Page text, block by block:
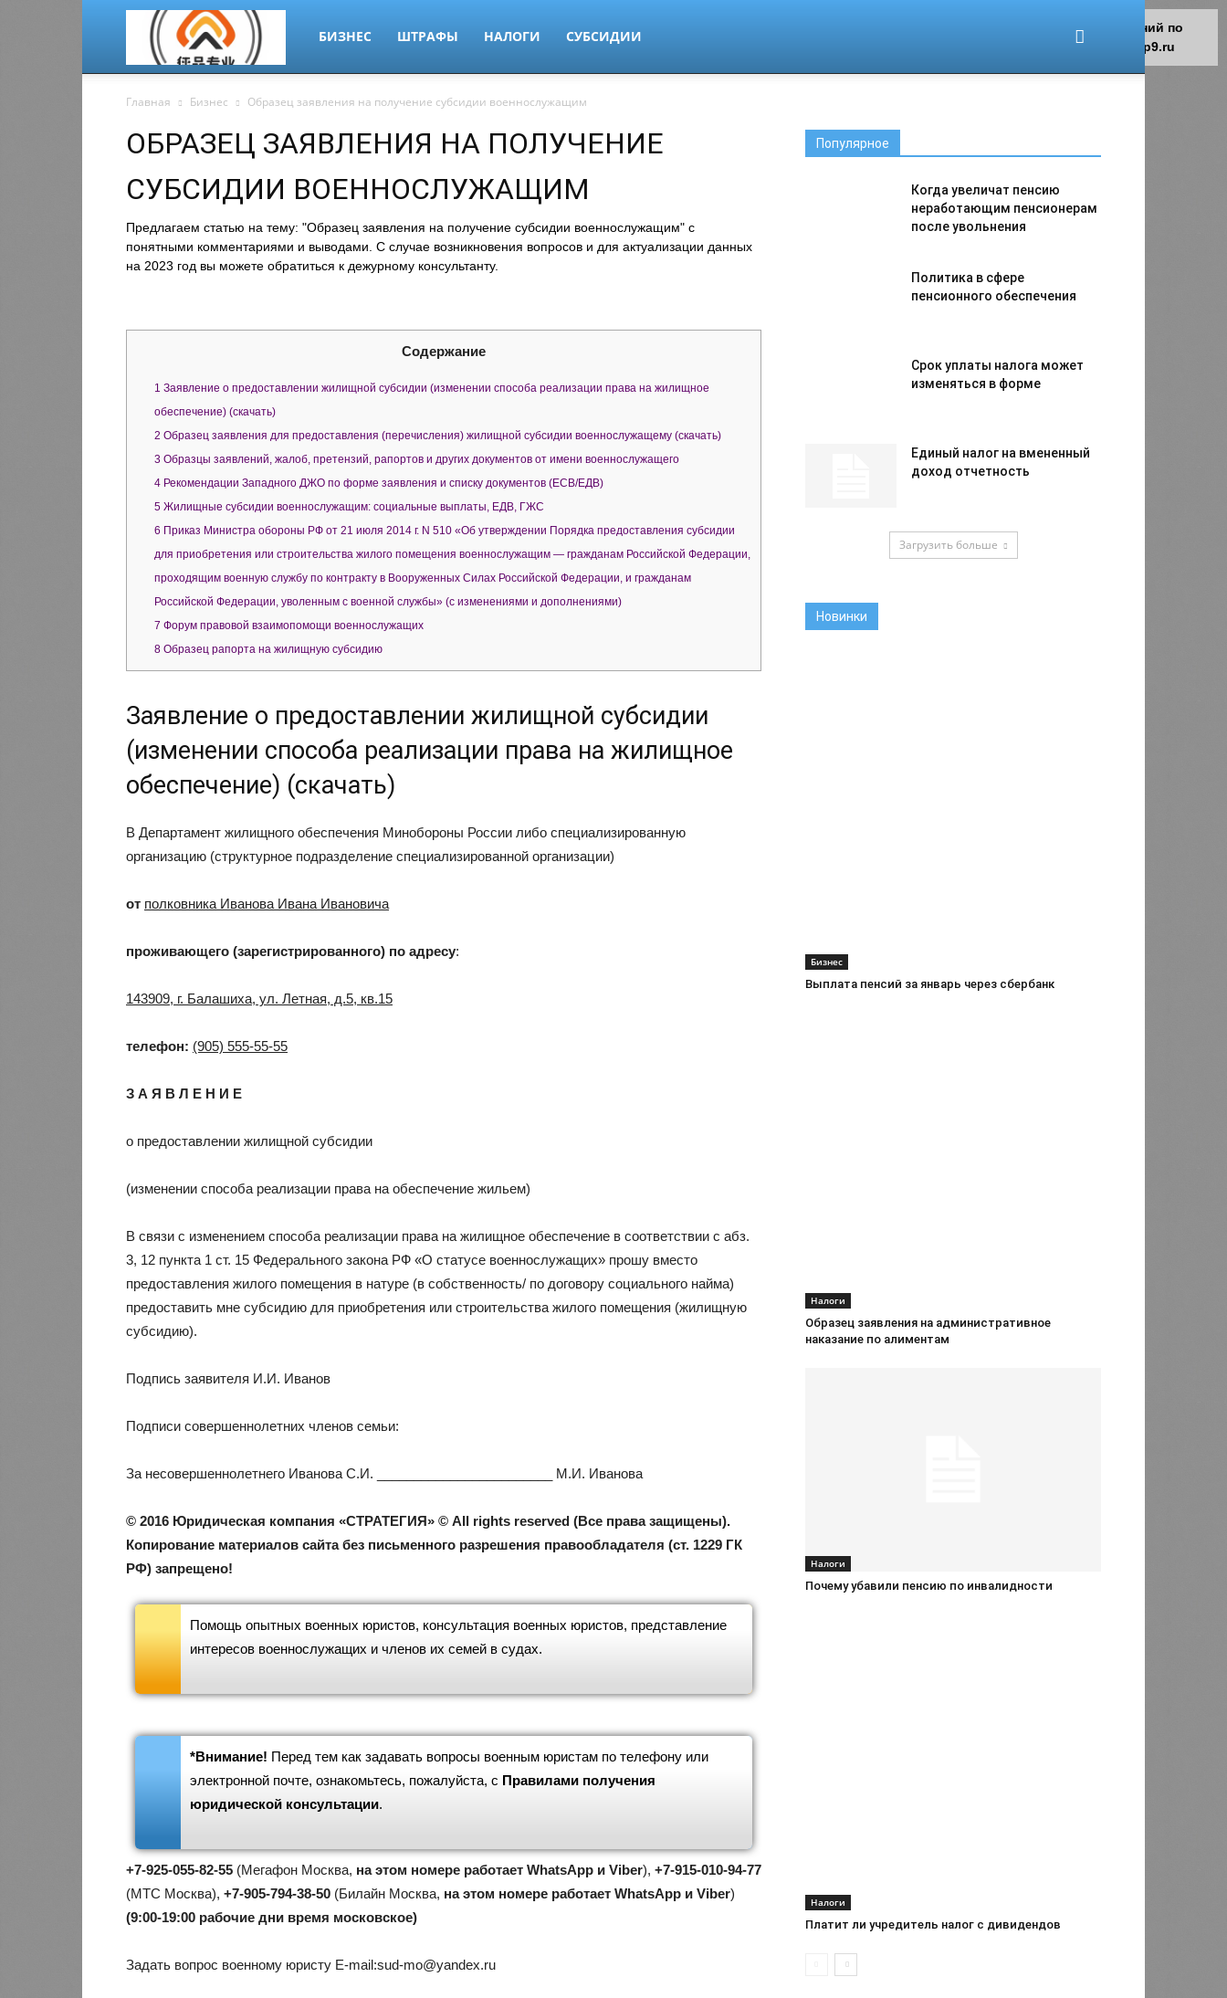
migrant-
plus.ru
БИЗНЕС ШТРАФЫ НАЛОГИ СУБСИДИИ
Главная Бизнес Образец заявления на получение субсидии военнослужащим
ОБРАЗЕЦ ЗАЯВЛЕНИЯ НА ПОЛУЧЕНИЕ
СУБСИДИИ ВОЕННОСЛУЖАЩИМ
Предлагаем статью на тему: "Образец заявления на получение субсидии военнослужащим" с
понятными комментариями и выводами. С случае возникновения вопросов и для актуализации данных
на 2023 год вы можете обратиться к дежурному консультанту.
Содержание
1 Заявление о предоставлении жилищной субсидии (изменении способа реализации права на жилищное
обеспечение) (скачать)
2 Образец заявления для предоставления (перечисления) жилищной субсидии военнослужащему (скачать)
3 Образцы заявлений, жалоб, претензий, рапортов и других документов от имени военнослужащего
4 Рекомендации Западного ДЖО по форме заявления и списку документов (ЕСВ/ЕДВ)
5 Жилищные субсидии военнослужащим: социальные выплаты, ЕДВ, ГЖС
6 Приказ Министра обороны РФ от 21 июля 2014 г. N 510 «Об утверждении Порядка предоставления субсидии
для приобретения или строительства жилого помещения военнослужащим — гражданам Российской Федерации,
проходящим военную службу по контракту в Вооруженных Силах Российской Федерации, и гражданам
Российской Федерации, уволенным с военной службы» (с изменениями и дополнениями)
7 Форум правовой взаимопомощи военнослужащих
8 Образец рапорта на жилищную субсидию
Заявление о предоставлении жилищной субсидии
(изменении способа реализации права на жилищное
обеспечение) (скачать)
В Департамент жилищного обеспечения Минобороны России либо специализированную
организацию (структурное подразделение специализированной организации)
от полковника Иванова Ивана Ивановича
проживающего (зарегистрированного) по адресу:
143909, г. Балашиха, ул. Летная, д.5, кв.15
телефон: (905) 555-55-55
З А Я В Л Е Н И Е
о предоставлении жилищной субсидии
(изменении способа реализации права на обеспечение жильем)
В связи с изменением способа реализации права на жилищное обеспечение в соответствии с абз.
3, 12 пункта 1 ст. 15 Федерального закона РФ «О статусе военнослужащих» прошу вместо
предоставления жилого помещения в натуре (в собственность/ по договору социального найма)
предоставить мне субсидию для приобретения или строительства жилого помещения (жилищную
субсидию).
Подпись заявителя И.И. Иванов
Подписи совершеннолетних членов семьи:
За несовершеннолетнего Иванова С.И. ________________________ М.И. Иванова
© 2016 Юридическая компания «СТРАТЕГИЯ» © Аll rights reserved (Все права защищены).
Копирование материалов сайта без письменного разрешения правообладателя (ст. 1229 ГК
РФ) запрещено!
Помощь опытных военных юристов, консультация военных юристов, представление
интересов военнослужащих и членов их семей в судах.
*Внимание! Перед тем как задавать вопросы военным юристам по телефону или
электронной почте, ознакомьтесь, пожалуйста, с Правилами получения
юридической консультации.
+7-925-055-82-55 (Мегафон Москва, на этом номере работает WhatsApp и Viber), +7-915-010-94-77
(МТС Москва), +7-905-794-38-50 (Билайн Москва, на этом номере работает WhatsApp и Viber)
(9:00-19:00 рабочие дни время московское)
Задать вопрос военному юристу E-mail:sud-mo@yandex.ru
Популярное
Когда увеличат пенсию
неработающим пенсионерам
после увольнения
Политика в сфере
пенсионного обеспечения
Срок уплаты налога может
изменяться в форме
Единый налог на вмененный
доход отчетность
Загрузить больше
Новинки
Бизнес
Выплата пенсий за январь через сбербанк
Налоги
Образец заявления на административное
наказание по алиментам
Налоги
Почему убавили пенсию по инвалидности
Налоги
Платит ли учредитель налог с дивидендов
Для любых предложений по
сайту: migrant-plus@cp9.ru